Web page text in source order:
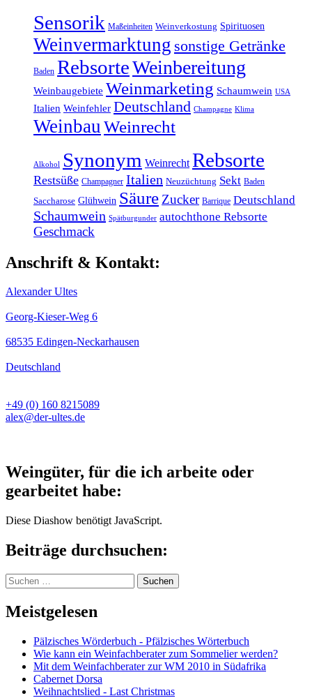
Sensorik Maßeinheiten Weinverkostung Spirituosen
Weinvermarktung sonstige Getränke
Baden RebsorteWeinbereitung
Weinbaugebiete Weinmarketing Schaumwein USA
Italien Weinfehler Deutschland Champagne Klima
Weinbau Weinrecht
Alkohol Synonym Weinrecht Rebsorte
Restsüße Champagner Italien Neuzüchtung Sekt Baden
Saccharose Glühwein Säure Zucker Barrique Deutschland
Schaumwein Spätburgunder autochthone Rebsorte
Geschmack
Anschrift & Kontakt:
Alexander Ultes
Georg-Kieser-Weg 6
68535 Edingen-Neckarhausen
Deutschland
+49 (0) 160 8215089
alex@der-ultes.de
Weingüter, für die ich arbeite oder
gearbeitet habe:
Diese Diashow benötigt JavaScript.
Beiträge durchsuchen:
Suchen
nach:
Meistgelesen
Pälzisches Wörderbuch - Pfälzisches Wörterbuch
Wie kann ein Weinfachberater zum Sommelier werden?
Mit dem Weinfachberater zur WM 2010 in Südafrika
Cabernet Dorsa
Weihnachtslied - Last Christmas